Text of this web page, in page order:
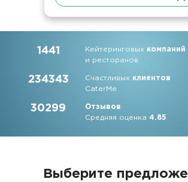
1441 Кейтеринговых компаний
и ресторанов
234343 Счастливых клиентов
CaterMe
30299
Отзывов
Средняя оценка4.85
Выберите